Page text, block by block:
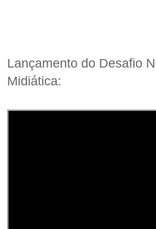
Lançamento do Desafio
Midiática: